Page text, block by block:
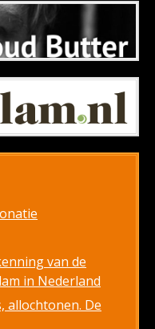
van de
in Nederland
allochtonen. De